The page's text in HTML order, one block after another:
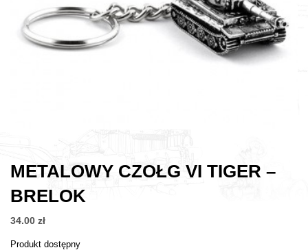
METALOWY CZOŁG VI TIGER –
BRELOK
34.00 zł
Produkt dostępny